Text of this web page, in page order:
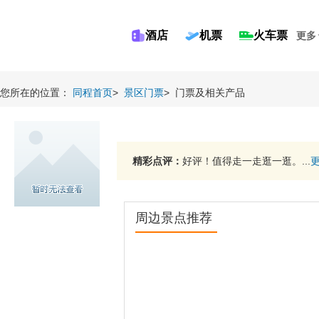
酒店 机票 火车票 更多
您所在的位置： 同程首页> 景区门票> 门票及相关产品
精彩点评： 好评！值得走一走逛一逛。...
周边景点推荐